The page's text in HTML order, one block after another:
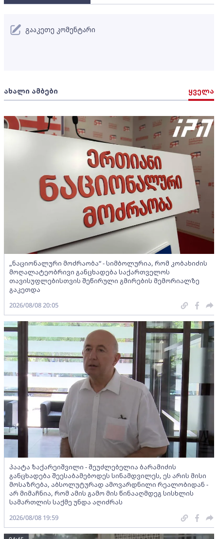
ახალი ამბები ყველა
„ნაციონალური მოძრაობა“ - სიმბოლურია, რომ კობახიძის
მოღალატეობრივი განცხადება საქართველოს
თავისუფლებისთვის შეწირული გმირების მემორიალზე
გაკეთდა
2026/08/08 20:05
პაატა ზაქარეიშვილი - შეუძლებელია ბარამიძის
განცხადება შეესაბამებოდეს სინამდვილეს, ეს არის მისი
მოსაზრება, აბსოლუტურად ამოვარდნილი რეალობიდან -
არ მიმაჩნია, რომ ამის გამო მის წინააღმდეგ სისხლის
სამართლის საქმე უნდა აღიძრას
2026/08/08 19:59
გააკეთე კომენტარი